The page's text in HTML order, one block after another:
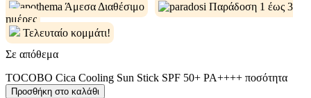
Άμεσα Διαθέσιμο
Παράδοση 1 έως 3
ημέρες
Τελευταίο κομμάτι!
Σε απόθεμα
TOCOBO Cica Cooling Sun Stick SPF 50+ PA++++ ποσότητα
Προσθήκη στο καλάθι